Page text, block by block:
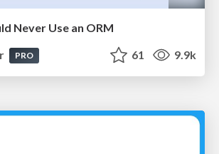
Never Use an ORM
PRO 61 9.9k